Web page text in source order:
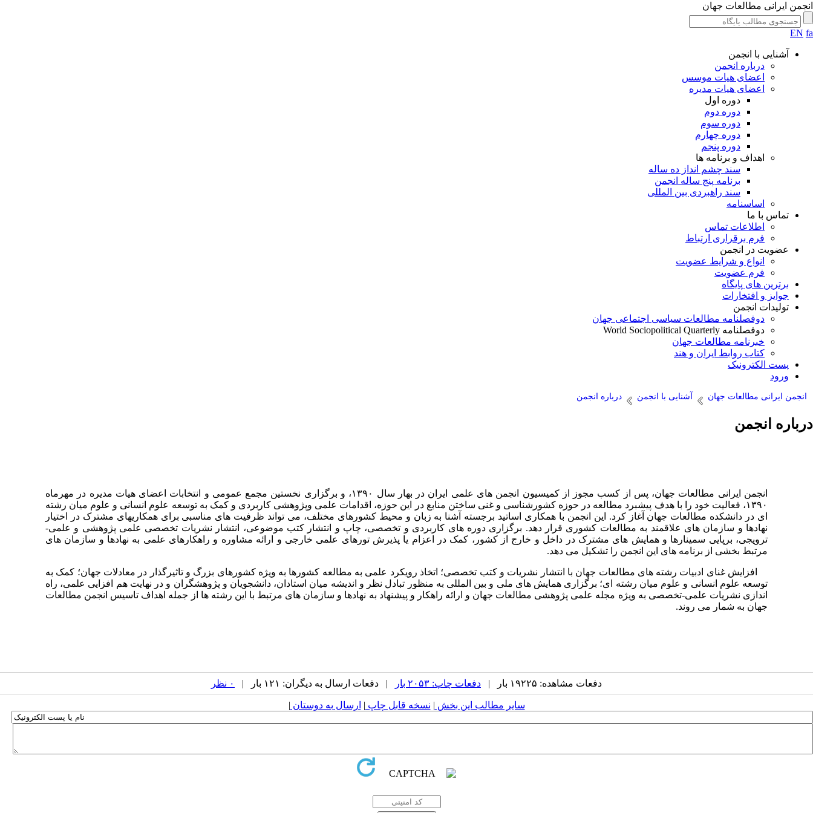
انجمن ایرانی مطالعات جهان
EN fa
آشنایی با انجمن
درباره انجمن
اعضای هیات موسس
اعضای هیات مدیره
دوره اول
دوره دوم
دوره سوم
دوره چهارم
دوره پنجم
اهداف و برنامه ها
سند چشم انداز ده ساله
برنامه پنج ساله انجمن
سند راهبردی بین المللی
اساسنامه
تماس با ما
اطلاعات تماس
فرم برقراری ارتباط
عضویت در انجمن
انواع و شرایط عضویت
فرم عضویت
برترین های پایگاه
جوایز و افتخارات
تولیدات انجمن
دوفصلنامه مطالعات سیاسی اجتماعی جهان
دوفصلنامه World Sociopolitical Quarterly
خبرنامه مطالعات جهان
کتاب روابط ایران و هند
پست الکترونیک
ورود
انجمن ایرانی مطالعات جهان آشنایی با انجمن درباره انجمن
درباره انجمن
انجمن ایرانی مطالعات جهان، پس از کسب مجوز از کمیسیون انجمن های علمی ایران در بهار سال ۱۳۹۰، و برگزاری نخستین مجمع عمومی و انتخابات اعضای هیات مدیره در مهرماه
۱۳۹۰، فعالیت خود را با هدف پیشبرد مطالعه در حوزه کشورشناسی و غنی ساختن منابع در این حوزه، اقدامات علمی وپژوهشی کاربردی و کمک به توسعه علوم انسانی و علوم میان رشته
ای در دانشکده مطالعات جهان آغاز کرد. این انجمن با همکاری اساتید برجسته آشنا به زبان و محیط کشورهای مختلف، می تواند ظرفیت های مناسبی برای همکاریهای مشترک در اختیار
نهادها و سازمان های علاقمند به مطالعات کشوری قرار دهد. برگزاری دوره های کاربردی و تخصصی، چاپ و انتشار کتب موضوعی، انتشار نشریات تخصصی علمی پژوهشی و علمی-
ترویجی، برپایی سمینارها و همایش های مشترک در داخل و خارج از کشور، کمک در اعزام یا پذیرش تورهای علمی خارجی و ارائه مشاوره و راهکارهای علمی به نهادها و سازمان های
مرتبط بخشی از برنامه های این انجمن را تشکیل می دهد.
افزایش غنای ادبیات رشته های مطالعات جهان با انتشار نشریات و کتب تخصصی؛ اتخاذ رویکرد علمی به مطالعه کشورها به ویژه کشورهای بزرگ و تاثیرگذار در معادلات جهان؛ کمک به
توسعه علوم انسانی و علوم میان رشته ای؛ برگزاری همایش های ملی و بین المللی به منظور تبادل نظر و اندیشه میان استادان، دانشجویان و پژوهشگران و در نهایت هم افزایی علمی، راه
اندازی نشریات علمی-تخصصی به ویژه مجله علمی پژوهشی مطالعات جهان و ارائه راهکار و پیشنهاد به نهادها و سازمان های مرتبط با این رشته ها از جمله اهداف تاسیس انجمن مطالعات
جهان به شمار می روند.
دفعات مشاهده: ۱۹۲۲۵ بار | دفعات چاپ: ۲۰۵۳ بار | دفعات ارسال به دیگران: ۱۲۱ بار | ۰ نظر
سایر مطالب این بخش | نسخه قابل چاپ | ارسال به دوستان |